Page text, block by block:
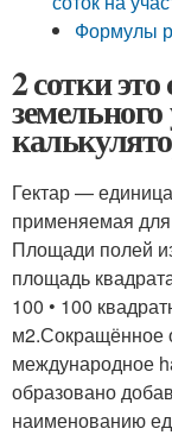
Формулы
2 сотки
Гектар —
применяемая
Площади полей
площадь
100 • 100
м2.Сокращённое
международное
образовано
наименованию